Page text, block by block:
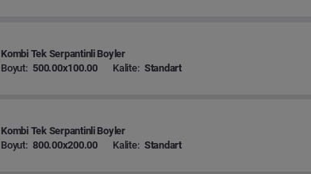
Kombi Tek Serpantinli Boyler
Boyut: 500.00x100.00 Kalite: Standart
Kombi Tek Serpantinli Boyler
Boyut: 800.00x200.00 Kalite: Standart